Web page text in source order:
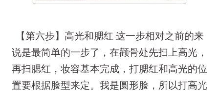
【第六步】高光和腮红 这一步相对之前的来
说是最简单的一步了，在颧骨处先扫上高光，
再扫腮红，妆容基本完成，打腮红和高光的位
置要根据脸型来定。我是圆形脸，所以打高光